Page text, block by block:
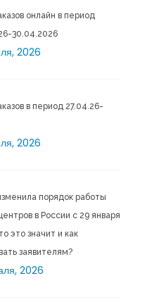
онлайн в период
30.04.2026
2026
в период 27.04.26-
2026
порядок работы
в России c 29 января
это значит и как
заявителям?
2026